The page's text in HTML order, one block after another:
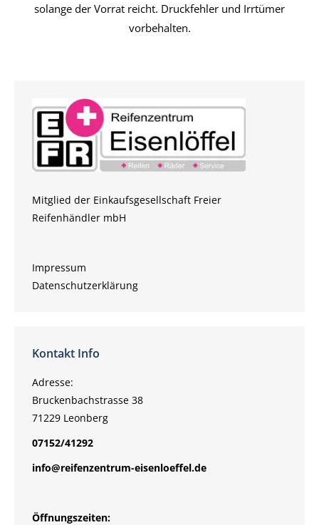
solange der Vorrat reicht. Druckfehler und Irrtümer
vorbehalten.
Mitglied der Einkaufsgesellschaft Freier
Reifenhändler mbH
Impressum
Datenschutzerklärung
Kontakt Info
Adresse:
Bruckenbachstrasse 38
71229 Leonberg
07152/41292
info@reifenzentrum-eisenloeffel.de
Öffnungszeiten: